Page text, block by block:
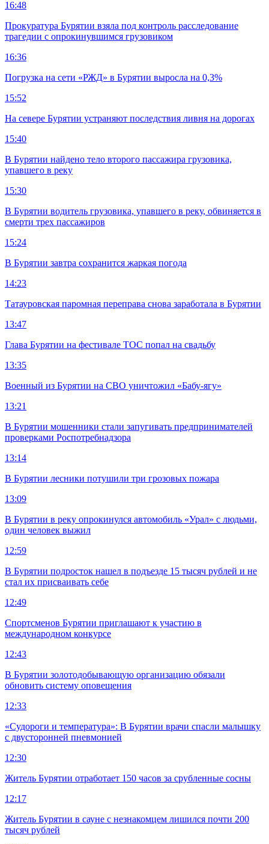
16:48
Прокуратура Бурятии взяла под контроль расследование
трагедии с опрокинувшимся грузовиком
16:36
Погрузка на сети «РЖД» в Бурятии выросла на 0,3%
15:52
На севере Бурятии устраняют последствия ливня на дорогах
15:40
В Бурятии найдено тело второго пассажира грузовика,
упавшего в реку
15:30
В Бурятии водитель грузовика, упавшего в реку, обвиняется в
смерти трех пассажиров
15:24
В Бурятии завтра сохранится жаркая погода
14:23
Татауровская паромная переправа снова заработала в Бурятии
13:47
Глава Бурятии на фестивале ТОС попал на свадьбу
13:35
Военный из Бурятии на СВО уничтожил «Бабу-ягу»
13:21
В Бурятии мошенники стали запугивать предпринимателей
проверками Роспотребнадзора
13:14
В Бурятии лесники потушили три грозовых пожара
13:09
В Бурятии в реку опрокинулся автомобиль «Урал» с людьми,
один человек выжил
12:59
В Бурятии подросток нашел в подъезде 15 тысяч рублей и не
стал их присваивать себе
12:49
Спортсменов Бурятии приглашают к участию в
международном конкурсе
12:43
В Бурятии золотодобывающую организацию обязали
обновить систему оповещения
12:33
«Судороги и температура»: В Бурятии врачи спасли малышку
с двусторонней пневмонией
12:30
Житель Бурятии отработает 150 часов за срубленные сосны
12:17
Житель Бурятии в сауне с незнакомцем лишился почти 200
тысяч рублей